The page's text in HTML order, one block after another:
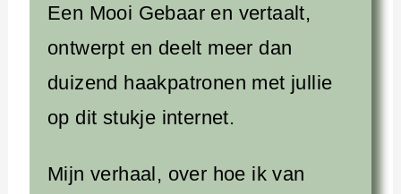
Een Mooi Gebaar en vertaalt,
ontwerpt en deelt meer dan
duizend haakpatronen met jullie
op dit stukje internet.
Mijn verhaal, over hoe ik van